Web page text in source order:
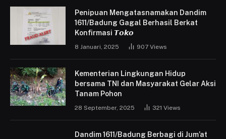
Penipuan Mengatasnamakan Dandim
1611/Badung Gagal Berhasil Berkat
Konfirmasi 𝙏𝙤𝙠𝙤
8 Januari, 2025 907 Views
Kementerian Lingkungan Hidup
bersama TNI dan Masyarakat Gelar Aksi
Tanam Pohon
28 September, 2025 321 Views
Dandim 1611/Badung Berbagi di Jum’at